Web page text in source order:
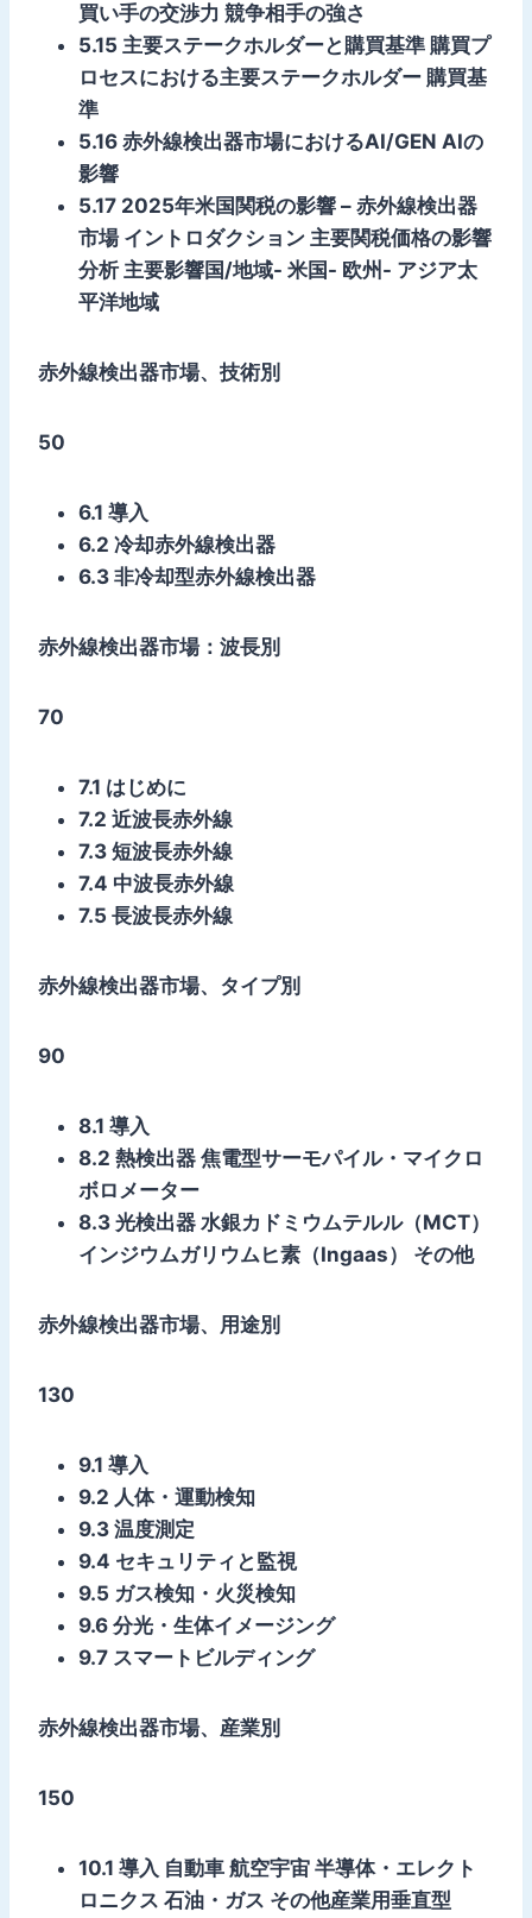
買い手の交渉力 競争相手の強さ
5.15 主要ステークホルダーと購買基準 購買プ
ロセスにおける主要ステークホルダー 購買基
準
5.16 赤外線検出器市場におけるAI/GEN AIの
影響
5.17 2025年米国関税の影響 – 赤外線検出器
市場 イントロダクション 主要関税価格の影響
分析 主要影響国/地域- 米国- 欧州- アジア太
平洋地域
赤外線検出器市場、技術別
50
6.1 導入
6.2 冷却赤外線検出器
6.3 非冷却型赤外線検出器
赤外線検出器市場：波長別
70
7.1 はじめに
7.2 近波長赤外線
7.3 短波長赤外線
7.4 中波長赤外線
7.5 長波長赤外線
赤外線検出器市場、タイプ別
90
8.1 導入
8.2 熱検出器 焦電型サーモパイル・マイクロ
ボロメーター
8.3 光検出器 水銀カドミウムテルル（MCT）
インジウムガリウムヒ素（Ingaas） その他
赤外線検出器市場、用途別
130
9.1 導入
9.2 人体・運動検知
9.3 温度測定
9.4 セキュリティと監視
9.5 ガス検知・火災検知
9.6 分光・生体イメージング
9.7 スマートビルディング
赤外線検出器市場、産業別
150
10.1 導入 自動車 航空宇宙 半導体・エレクト
ロニクス 石油・ガス その他産業用垂直型